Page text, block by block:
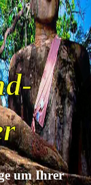
um Ihrer